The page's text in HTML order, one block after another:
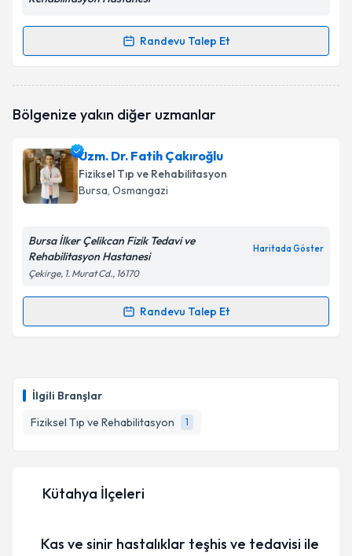
İlgili Branşlar
Fiziksel Tıp ve Rehabilitasyon
1
Randevu Talep Et
Randevu Takvimi Talebi
talebi oluşturun. Size bu uzmandan randevu almanız
bilgilendireceğiz.
E-posta Adresiniz
Kişisel verilerimin işlenmesine ilişkin
Metni'ni okudum ve kişisel verilerimin belirtilen
Bölgenize yakın diğer uzmanlar
Uzm. Dr. Fatih Çakıroğlu
Fiziksel Tıp ve Rehabilitasyon
Bursa, Osmangazi
Bursa İlker Çelikcan Fizik Tedavi ve
Rehabilitasyon Hastanesi
Haritada Göster
Çekirge, 1. Murat Cd., 16170
Randevu Talep Et
Randevu Takvimi Talebi
takvim hazırlandığında e-posta ile bilgilendireceğiz.
kapsamda işlenmesini kabul ediyorum.
Kütahya İlçeleri
Kas ve sinir hastalıklar teşhis ve tedavisi ile